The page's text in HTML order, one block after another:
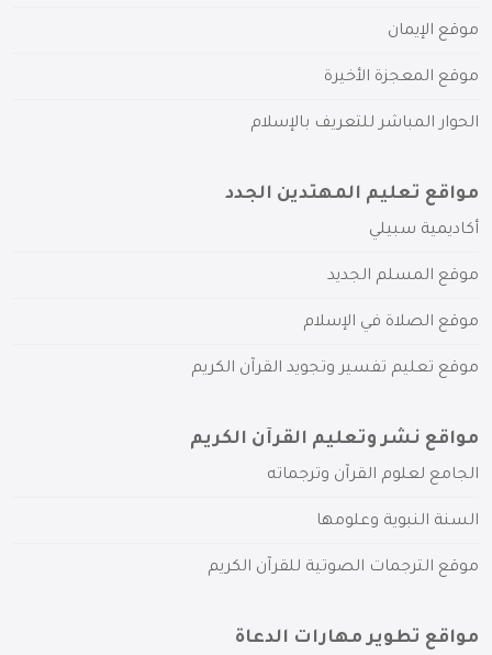
موقع الإيمان
موقع المعجزة الأخيرة
الحوار المباشر للتعريف بالإسلام
مواقع تعليم المهتدين الجدد
أكاديمية سبيلي
موقع المسلم الجديد
موقع الصلاة في الإسلام
موقع تعليم تفسير وتجويد القرآن الكريم
مواقع نشر وتعليم القرآن الكريم
الجامع لعلوم القرآن وترجماته
السنة النبوية وعلومها
موقع الترجمات الصوتية للقرآن الكريم
مواقع تطوير مهارات الدعاة